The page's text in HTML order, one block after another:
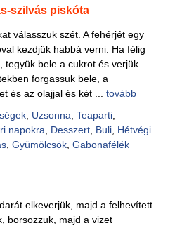
szilvás piskóta
válasszuk szét. A fehérjét egy
kezdjük habbá verni. Ha félig
tegyük bele a cukrot és verjük
forgassuk bele, a
és az olajjal és két ... tovább
, Uzsonna Teaparti,
napokra Desszert, Buli, Hétvégi
, Gyümölcsök, Gabonafélék
elkeverjük, majd a felhevített
borsozzuk, majd a vizet